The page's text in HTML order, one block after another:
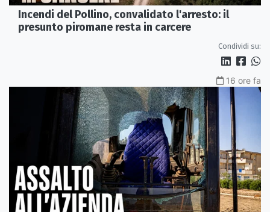
Incendi del Pollino, convalidato l'arresto: il
presunto piromane resta in carcere
Condividi su:
16 ore fa